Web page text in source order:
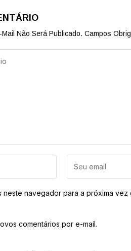
Não Será Publicado. Campos
neste navegador para a próxima vez
comentários por e-mail.